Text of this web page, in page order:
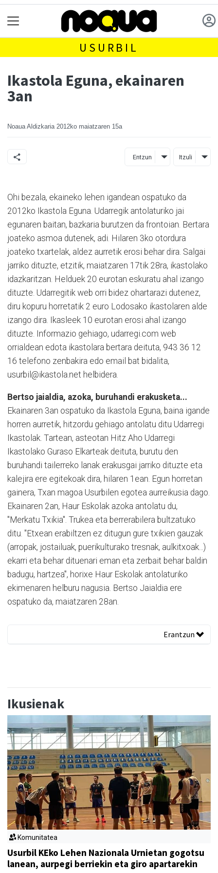
USURBIL
Ikastola Eguna, ekainaren
3an
Noaua Aldizkaria 2012ko maiatzaren 15a
Entzun Itzuli
Ohi bezala, ekaineko lehen igandean ospatuko da
2012ko Ikastola Eguna. Udarregik antolaturiko jai
egunaren baitan, bazkaria burutzen da frontoian. Bertara
joateko asmoa dutenek, adi. Hilaren 3ko otordura
joateko txartelak, aldez aurretik erosi behar dira. Salgai
jarriko dituzte, etzitik, maiatzaren 17tik 28ra, ikastolako
idazkaritzan. Helduek 20 eurotan eskuratu ahal izango
dituzte. Udarregitik web orri bidez ohartarazi dutenez,
diru kopuru horretatik 2 euro Lodosako ikastolaren alde
izango dira. Ikasleek 10 eurotan erosi ahal izango
dituzte. Informazio gehiago, udarregi.com web
orrialdean edota ikastolara bertara deituta, 943 36 12
16 telefono zenbakira edo email bat bidalita,
usurbil@ikastola.net helbidera.
Bertso jaialdia, azoka, buruhandi erakusketa...
Ekainaren 3an ospatuko da Ikastola Eguna, baina igande
horren aurretik, hitzordu gehiago antolatu ditu Udarregi
Ikastolak. Tartean, asteotan Hitz Aho Udarregi
Ikastolako Guraso Elkarteak deituta, burutu den
buruhandi tailerreko lanak erakusgai jarriko dituzte eta
kalejira ere egitekoak dira, hilaren 1ean. Egun horretan
gainera, Txan magoa Usurbilen egotea aurreikusia dago.
Ekainaren 2an, Haur Eskolak azoka antolatu du,
"Merkatu Txikia". Trukea eta berrerabilera bultzatuko
ditu. "Etxean erabiltzen ez ditugun gure txikien gauzak
(arropak, jostailuak, puerikulturako tresnak, aulkitxoak...)
ekarri eta behar dituenari eman eta zerbait behar baldin
badugu, hartzea", horixe Haur Eskolak antolaturiko
ekimenaren helburu nagusia. Bertso Jaialdia ere
ospatuko da, maiatzaren 28an.
Erantzun
Ikusienak
Komunitatea
Usurbil KEko Lehen Nazionala Urnietan gogotsu
lanean, aurpegi berriekin eta giro apartarekin